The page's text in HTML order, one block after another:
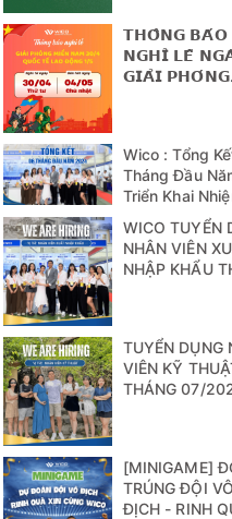
𝗧𝗛𝗢̂𝗡𝗚 𝗕𝗔́𝗢
𝗡𝗚𝗛𝗜̉ 𝗟𝗘̂̃
𝗚𝗜𝗔̉𝗜 𝗣𝗛𝗢́𝗡𝗚
(𝟭/𝟱)
Wico : Tổng
Tháng Đầu
Triển Khai
Công Tác 6
Cuối Năm
WICO TUYỂN
NHÂN VIÊN
NHẬP KHẨU
TUYỂN DỤNG
VIÊN KỸ
THÁNG 07/
[MINIGAME]
TRÚNG ĐỘI VÔ
ĐỊCH - RINH